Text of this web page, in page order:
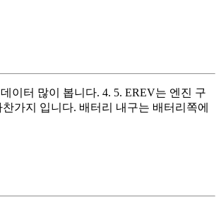
이터 많이 봅니다. 4. 5. EREV는 엔진 구
가지 입니다. 배터리 내구는 배터리쪽에